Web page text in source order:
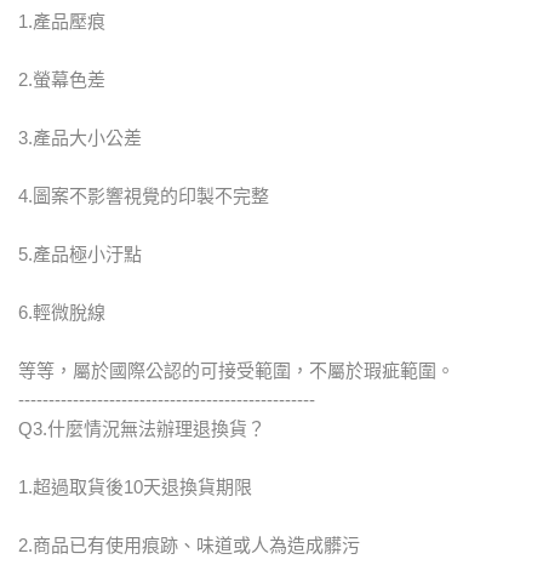
1.產品壓痕
2.螢幕色差
3.產品大小公差
4.圖案不影響視覺的印製不完整
5.產品極小汙點
6.輕微脫線
等等，屬於國際公認的可接受範圍，不屬於瑕疵範圍。
-------------------------------------------------
Q3.什麼情況無法辦理退換貨？
1.超過取貨後10天退換貨期限
2.商品已有使用痕跡、味道或人為造成髒污